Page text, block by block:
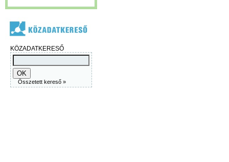
KÖZADATKERESŐ
Összetett kereső »